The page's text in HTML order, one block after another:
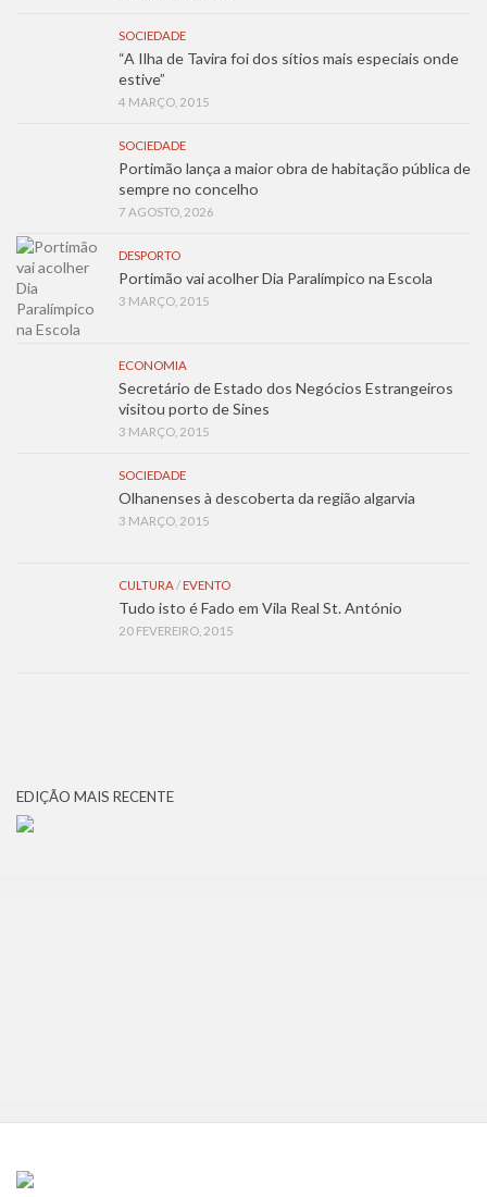
SOCIEDADE
“A Ilha de Tavira foi dos sítios mais especiais onde
estive”
4 MARÇO, 2015
SOCIEDADE
Portimão lança a maior obra de habitação pública de
sempre no concelho
7 AGOSTO, 2026
DESPORTO
Portimão vai acolher Dia Paralímpico na Escola
3 MARÇO, 2015
ECONOMIA
Secretário de Estado dos Negócios Estrangeiros
visitou porto de Sines
3 MARÇO, 2015
SOCIEDADE
Olhanenses à descoberta da região algarvia
3 MARÇO, 2015
CULTURA/ EVENTO
Tudo isto é Fado em Vila Real St. António
20 FEVEREIRO, 2015
EDIÇÃO MAIS RECENTE